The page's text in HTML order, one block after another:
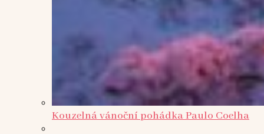
Kouzelná vánoční pohádka Paulo Coelha